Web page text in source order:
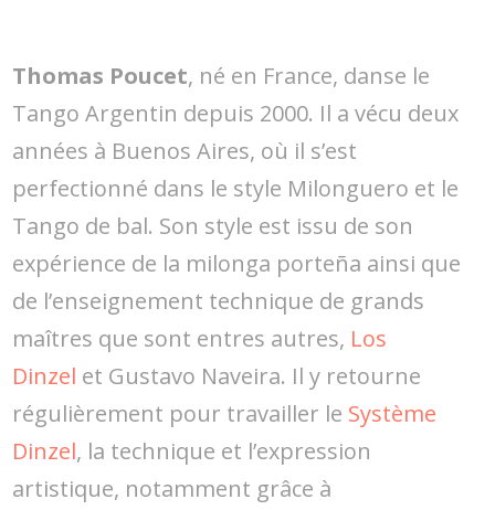
Thomas Poucet, né en France, danse le
Tango Argentin depuis 2000. Il a vécu deux
années à Buenos Aires, où il s’est
perfectionné dans le style Milonguero et le
Tango de bal. Son style est issu de son
expérience de la milonga porteña ainsi que
de l’enseignement technique de grands
maîtres que sont entres autres, Los
Dinzel et Gustavo Naveira. Il y retourne
régulièrement pour travailler le Système
Dinzel, la technique et l’expression
artistique, notamment grâce à